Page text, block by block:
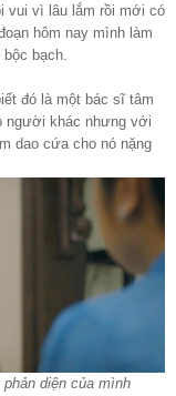
vui vì lâu lắm rồi mới có
hôm nay mình làm
bạch.
đó là một bác sĩ tâm
người khác nhưng với
dao cứa cho nó nặng
diện của mình